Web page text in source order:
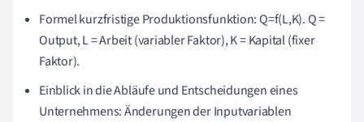
Formel kurzfristige Produktionsfunktion: Q=f(L,K). Q =
Output, L = Arbeit (variabler Faktor), K = Kapital (fixer
Faktor).
Einblick in die Abläufe und Entscheidungen eines
Unternehmens: Änderungen der Inputvariablen